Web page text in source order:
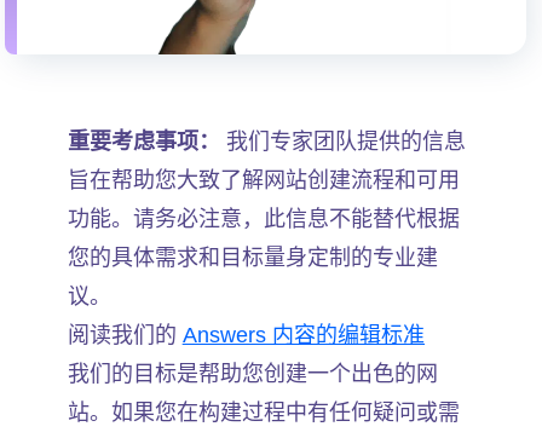
重要考虑事项：
我们专家团队提供的信息
旨在帮助您大致了解网站创建流程和可用
功能。请务必注意，此信息不能替代根据
您的具体需求和目标量身定制的专业建
议。
阅读我们的 Answers 内容的编辑标准
我们的目标是帮助您创建一个出色的网
站。如果您在构建过程中有任何疑问或需